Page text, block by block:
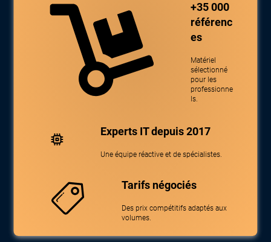
+35 000
référenc
es
Matériel
sélectionné
pour les
professionne
ls.
Experts IT depuis 2017
Une équipe réactive et de spécialistes.
Tarifs négociés
Des prix compétitifs adaptés aux
volumes.